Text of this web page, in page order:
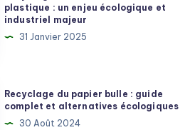
plastique : un enjeu écologique et
industriel majeur
31 Janvier 2025
Recyclage du papier bulle : guide
complet et alternatives écologiques
30 Août 2024